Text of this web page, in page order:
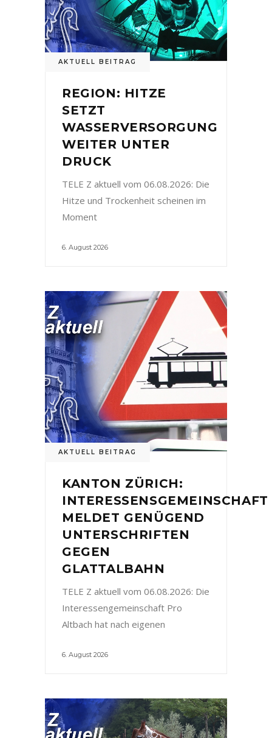
AKTUELL BEITRAG
REGION: HITZE
SETZT
WASSERVERSORGUNG
WEITER UNTER
DRUCK
TELE Z aktuell vom 06.08.2026: Die
Hitze und Trockenheit scheinen im
Moment
6. August 2026
AKTUELL BEITRAG
KANTON ZÜRICH:
INTERESSENSGEMEINSCHAFT
MELDET GENÜGEND
UNTERSCHRIFTEN
GEGEN
GLATTALBAHN
TELE Z aktuell vom 06.08.2026: Die
Interessengemeinschaft Pro
Altbach hat nach eigenen
6. August 2026